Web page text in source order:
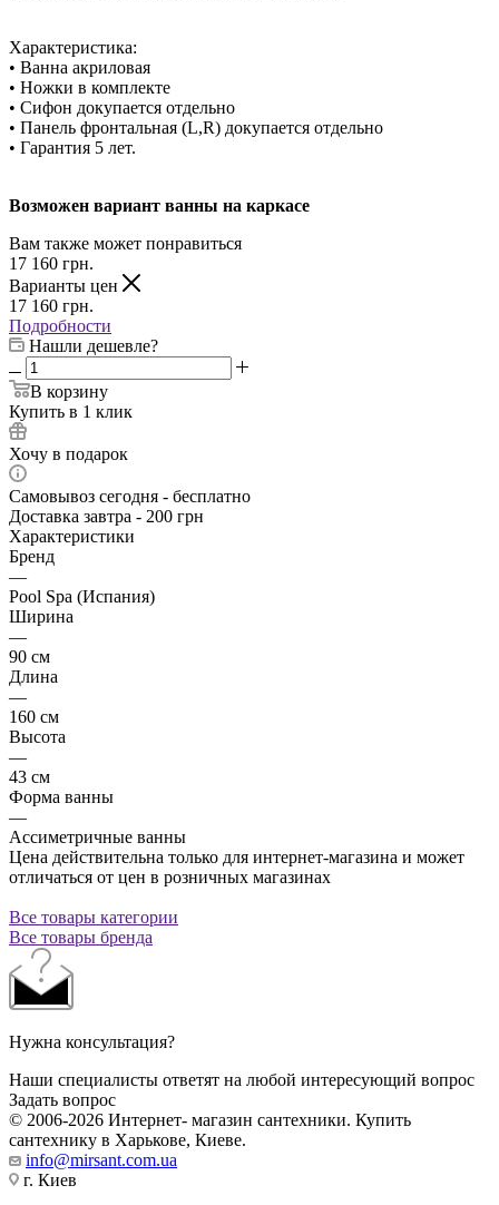
Характеристика:
• Ванна акриловая
• Ножки в комплекте
• Сифон докупается отдельно
• Панель фронтальная (L,R) докупается отдельно
• Гарантия 5 лет.
Возможен вариант ванны на каркасе
Вам также может понравиться
17 160 грн.
Варианты цен
17 160 грн.
Подробности
Нашли дешевле?
В корзину
Купить в 1 клик
Хочу в подарок
Самовывоз сегодня - бесплатно
Доставка завтра - 200 грн
Характеристики
Бренд
—
Pool Spa (Испания)
Ширина
—
90 см
Длина
—
160 см
Высота
—
43 см
Форма ванны
—
Ассиметричные ванны
Цена действительна только для интернет-магазина и может
отличаться от цен в розничных магазинах
Все товары категории
Все товары бренда
Нужна консультация?
Наши специалисты ответят на любой интересующий вопрос
Задать вопрос
© 2006-2026 Интернет- магазин сантехники. Купить
сантехнику в Харькове, Киеве.
info@mirsant.com.ua
г. Киев